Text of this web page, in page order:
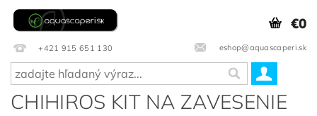
+421 915 651 130 eshop@aquascaperi.sk
€0
CHIHIROS KIT NA ZAVESENIE